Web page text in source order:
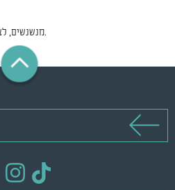
מנשנשים, לצד מגש גבינות ואשכול ענבים ירוקים.